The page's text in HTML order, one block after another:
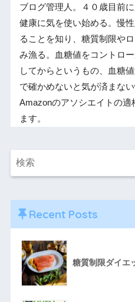
ブログ管理人。４０歳目前
健康に気を使い始める。慢
ることを知り、糖質制限や
み漁る。血糖値をコントロ
してからというもの、血糖
で確かめないと気が済まな
Amazonのアソシエイトの
ます。
Recent Posts
糖質制限ダイエ